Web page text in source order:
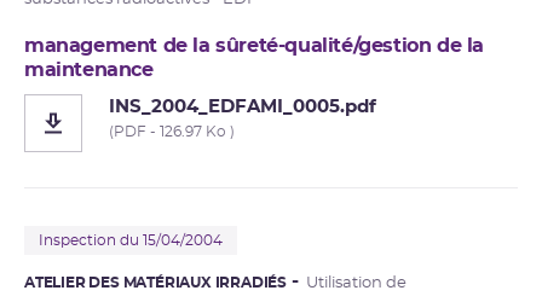
management de la sûreté-qualité/gestion de la
maintenance
INS_2004_EDFAMI_0005.pdf
(PDF - 126.97 Ko )
Inspection du 15/04/2004
ATELIER DES MATÉRIAUX IRRADIÉS
Utilisation de